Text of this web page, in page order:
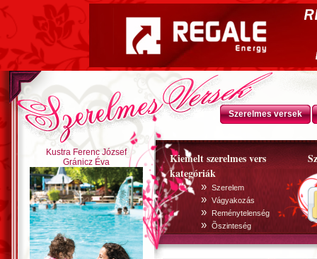
Szerelmes versek
Kiemelt szerelmes vers
kategóriák
» Szerelem
» Vágyakozás
» Reménytelenség
» Õszinteség
Kustra Ferenc József
Gránicz Éva